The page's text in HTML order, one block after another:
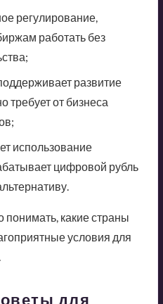
регулирование,
работать без
развитие
требует от бизнеса
использование
цифровой рубль
какие страны
условия для
для